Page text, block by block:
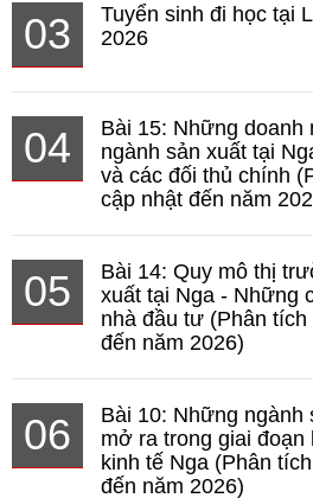
03
Tuyển sinh đi học tại
2026
04
Bài 15: Những doanh
ngành sản xuất tại
và các đối thủ chính
cập nhật đến năm
05
Bài 14: Quy mô thị
xuất tại Nga - Những
nhà đầu tư (Phân
đến năm 2026)
06
Bài 10: Những ngành
mở ra trong giai đoạn
kinh tế Nga (Phân
đến năm 2026)